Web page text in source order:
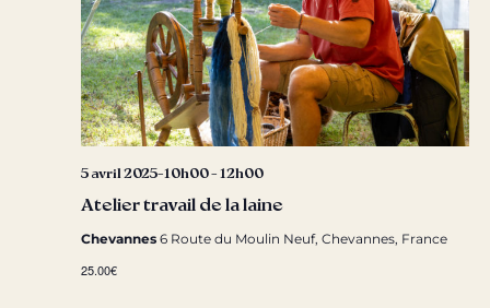
Atelier travail de la laine
5 avril 2025-10h00- 12h00
Chevannes 6 Route du Moulin Neuf, Chevannes, France
25.00€